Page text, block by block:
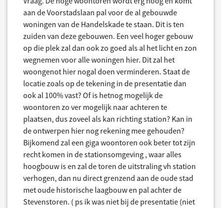
aan de Voorstadslaan pal voor de al gebouwde
woningen van de Handelskade te staan. Dit is ten
zuiden van deze gebouwen. Een veel hoger gebouw
op die plek zal dan ook zo goed als al het licht en zon
wegnemen voor alle woningen hier. Dit zal het
woongenot hier nogal doen verminderen. Staat de
locatie zoals op de tekening in de presentatie dan
ook al 100% vast? Of is hetnog mogelijk de
woontoren zo ver mogelijk naar achteren te
plaatsen, dus zoveel als kan richting station? Kan in
de ontwerpen hier nog rekening mee gehouden?
Bijkomend zal een giga woontoren ook beter tot zijn
recht komen in de stationsomgeving , waar alles
hoogbouw is en zal de toren de uitstraling vh station
verhogen, dan nu direct grenzend aan de oude stad
met oude historische laagbouw en pal achter de
Stevenstoren. ( ps ik was niet bij de presentatie (niet